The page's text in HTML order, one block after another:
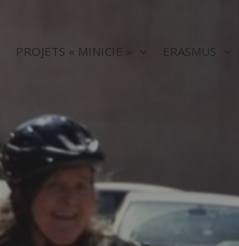
PROJETS « MINICIE » ERASMUS